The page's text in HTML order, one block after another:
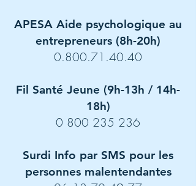
APESA Aide psychologique au
entrepreneurs (8h-20h)
0.800.71.40.40
Fil Santé Jeune (9h-13h / 14h-
18h)
0 800 235 236
Surdi Info par SMS pour les
personnes malentendantes